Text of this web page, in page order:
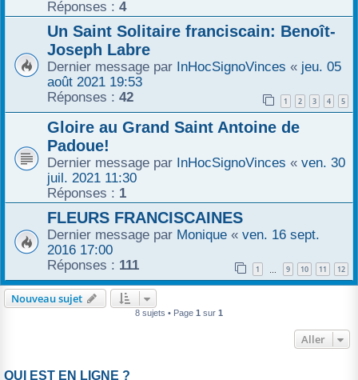
Réponses : 4
Un Saint Solitaire franciscain: Benoît-
Joseph Labre
Dernier message par InHocSignoVinces « jeu. 05
août 2021 19:53
Réponses : 42 1 2 3 4 5
Gloire au Grand Saint Antoine de
Padoue!
Dernier message par InHocSignoVinces « ven. 30
juil. 2021 11:30
Réponses : 1
FLEURS FRANCISCAINES
Dernier message par Monique « ven. 16 sept.
2016 17:00
Réponses : 111 1 … 9 10 11 12
Nouveau sujet
8 sujets • Page 1 sur 1
Aller
QUI EST EN LIGNE ?